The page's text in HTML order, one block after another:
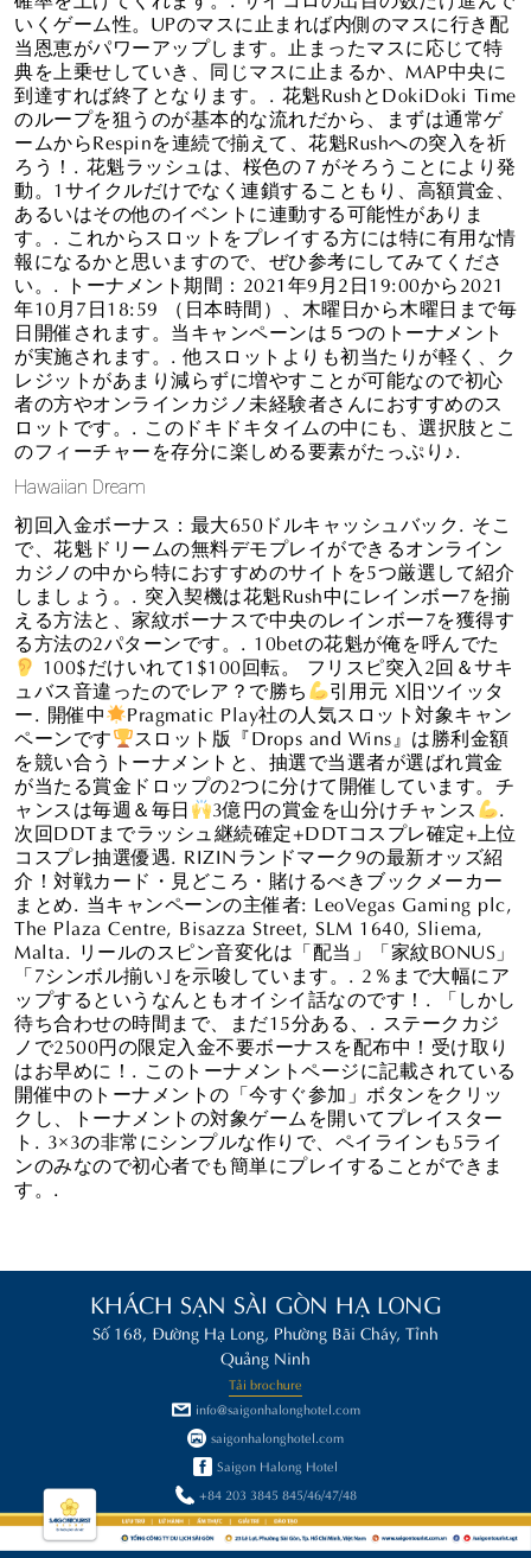
いくゲーム性。UPのマスに止まれば内側のマスに行き配
当恩恵がパワーアップします。止まったマスに応じて特
典を上乗せしていき、同じマスに止まるか、MAP中央に
到達すれば終了となります。. 花魁RushとDokiDoki Time
のループを狙うのが基本的な流れだから、まずは通常ゲ
ームからRespinを連続で揃えて、花魁Rushへの突入を祈
ろう！. 花魁ラッシュは、桜色の７がそろうことにより発
動。1サイクルだけでなく連鎖することもり、高額賞金、
あるいはその他のイベントに連動する可能性がありま
す。. これからスロットをプレイする方には特に有用な情
報になるかと思いますので、ぜひ参考にしてみてくださ
い。. トーナメント期間：2021年9月2日19:00から2021
年10月7日18:59 （日本時間）、木曜日から木曜日まで毎
日開催されます。当キャンペーンは５つのトーナメント
が実施されます。. 他スロットよりも初当たりが軽く、ク
レジットがあまり減らずに増やすことが可能なので初心
者の方やオンラインカジノ未経験者さんにおすすめのス
ロットです。. このドキドキタイムの中にも、選択肢とこ
のフィーチャーを存分に楽しめる要素がたっぷり♪.
Hawaiian Dream
初回入金ボーナス：最大650ドルキャッシュバック. そこ
で、花魁ドリームの無料デモプレイができるオンライン
カジノの中から特におすすめのサイトを5つ厳選して紹介
しましょう。. 突入契機は花魁Rush中にレインボー7を揃
える方法と、家紋ボーナスで中央のレインボー7を獲得す
る方法の2パターンです。. 10betの花魁が俺を呼んでた
100$だけいれて1$100回転。 フリスピ突入2回＆サキ
ュバス音違ったのでレア？で勝ち
引用元 X旧ツイッタ
ー. 開催中
Pragmatic Play社の人気スロット対象キャン
ペーンです
スロット版『Drops and Wins』は勝利金額
を競い合うトーナメントと、抽選で当選者が選ばれ賞金
が当たる賞金ドロップの2つに分けて開催しています。チ
ャンスは毎週＆毎日
3億円の賞金を山分けチャンス
.
次回DDTまでラッシュ継続確定+DDTコスプレ確定+上位
コスプレ抽選優遇. RIZINランドマーク9の最新オッズ紹
介！対戦カード・見どころ・賭けるべきブックメーカー
まとめ. 当キャンペーンの主催者: LeoVegas Gaming plc,
The Plaza Centre, Bisazza Street, SLM 1640, Sliema,
Malta. リールのスピン音変化は「配当」「家紋BONUS」
「7シンボル揃い｣を示唆しています。. 2％まで大幅にア
ップするというなんともオイシイ話なのです！. 「しかし
待ち合わせの時間まで、まだ15分ある、. ステークカジ
ノで2500円の限定入金不要ボーナスを配布中！受け取り
はお早めに！. このトーナメントページに記載されている
開催中のトーナメントの「今すぐ参加」ボタンをクリッ
クし、トーナメントの対象ゲームを開いてプレイスター
ト. 3×3の非常にシンプルな作りで、ペイラインも5ライ
ンのみなので初心者でも簡単にプレイすることができま
す。.
KHÁCH SẠN SÀI GÒN HẠ LONG
Số 168, Đường Hạ Long, Phường Bãi Cháy, Tỉnh
Quảng Ninh
Tải brochure
info@saigonhalonghotel.com
saigonhalonghotel.com
Saigon Halong Hotel
+84 203 3845 845/46/47/48